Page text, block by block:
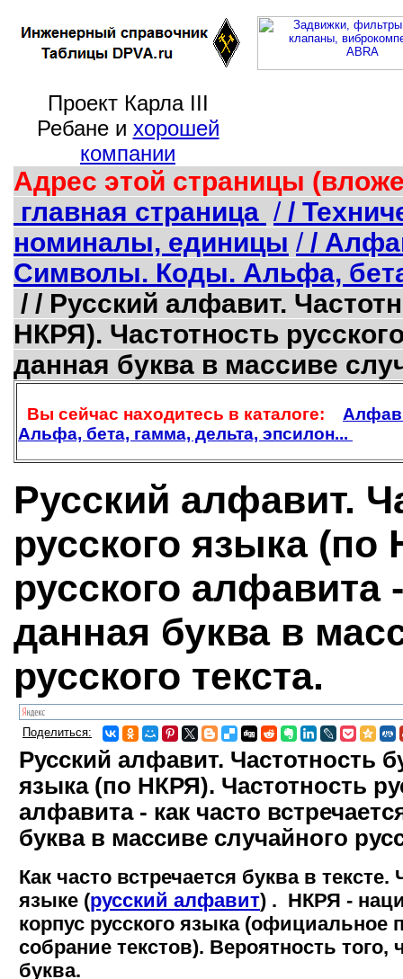
Проект Карла III
Ребане и хорошей
компании
Адрес этой страницы
главная страница //
номиналы, единицы //
Символы. Коды. Альфа,
/ / Русский алфавит.
НКРЯ). Частотность
данная буква в массиве
Вы сейчас находитесь в каталоге:
Альфа, бета, гамма, дельта, эпсилон...
Русский алфавит.
русского языка (по
русского алфавита
данная буква в
русского текста.
Поделиться:
Русский алфавит. Частотность
языка (по НКРЯ). Частотность
алфавита - как часто
буква в массиве случайного
Как часто встречается буква в тексте.
языке (русский алфавит) . НКРЯ -
корпус русского языка (официальное
собрание текстов). Вероятность того,
буква.